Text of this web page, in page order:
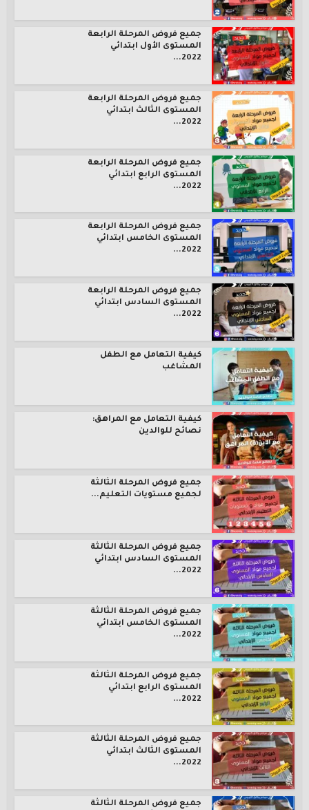
جميع فروض المرحلة الرابعة
المستوى الأول ابتدائي
2022...
جميع فروض المرحلة الرابعة
المستوى الثالث ابتدائي
2022...
جميع فروض المرحلة الرابعة
المستوى الرابع ابتدائي
2022...
جميع فروض المرحلة الرابعة
المستوى الخامس ابتدائي
2022...
جميع فروض المرحلة الرابعة
المستوى السادس ابتدائي
2022...
كيفية التعامل مع الطفل
المشاغب
كيفية التعامل مع المراهق:
نصائح للوالدين
جميع فروض المرحلة الثالثة
لجميع مستويات التعليم...
جميع فروض المرحلة الثالثة
المستوى السادس ابتدائي
2022...
جميع فروض المرحلة الثالثة
المستوى الخامس ابتدائي
2022...
جميع فروض المرحلة الثالثة
المستوى الرابع ابتدائي
2022...
جميع فروض المرحلة الثالثة
المستوى الثالث ابتدائي
2022...
جميع فروض المرحلة الثالثة